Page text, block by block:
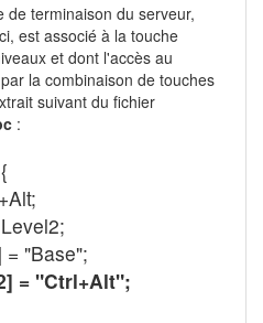
de terminaison du serveur,
est associé à la touche
et dont l'accès au
la combinaison de touches
suivant du fichier
:
{
"Base";
= "Ctrl+Alt";